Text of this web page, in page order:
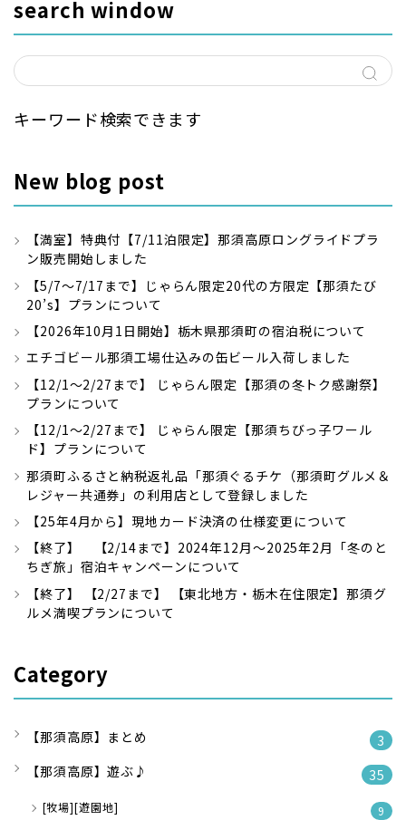
search window
キーワード検索できます
New blog post
【満室】特典付【7/11泊限定】那須高原ロングライドプラ
ン販売開始しました
【5/7～7/17まで】じゃらん限定20代の方限定【那須たび
20’s】プランについて
【2026年10月1日開始】栃木県那須町の宿泊税について
エチゴビール那須工場仕込みの缶ビール入荷しました
【12/1～2/27まで】 じゃらん限定【那須の冬トク感謝祭】
プランについて
【12/1～2/27まで】 じゃらん限定【那須ちびっ子ワール
ド】プランについて
那須町ふるさと納税返礼品「那須ぐるチケ（那須町グルメ＆
レジャー共通券」の利用店として登録しました
【25年4月から】現地カード決済の仕様変更について
【終了】 【2/14まで】2024年12月～2025年2月「冬のと
ちぎ旅」宿泊キャンペーンについて
【終了】 【2/27まで】 【東北地方・栃木在住限定】那須グ
ルメ満喫プランについて
Category
【那須高原】まとめ
3
【那須高原】遊ぶ♪
35
[牧場][遊園地] 9